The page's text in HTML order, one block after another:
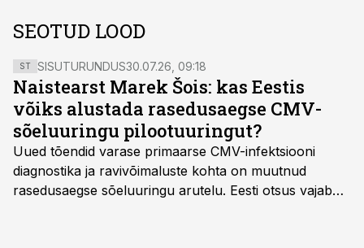
SEOTUD LOOD
ST SISUTURUNDUS30.07.26, 09:18
Naistearst Marek Šois: kas Eestis
võiks alustada rasedusaegse CMV-
sõeluuringu pilootuuringut?
Uued tõendid varase primaarse CMV-infektsiooni
diagnostika ja ravivõimaluste kohta on muutnud
rasedusaegse sõeluuringu arutelu. Eesti otsus vajab